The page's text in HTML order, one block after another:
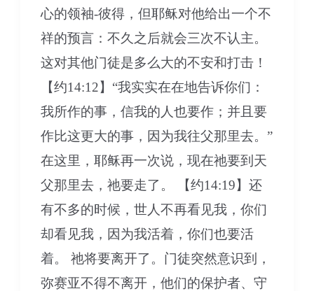
心的领袖-彼得，但耶稣对他给出一个不
祥的预言：不久之后就会三次不认主。
这对其他门徒是多么大的不安和打击！
【约14:12】“我实实在在地告诉你们：
我所作的事，信我的人也要作；并且要
作比这更大的事，因为我往父那里去。”
在这里，耶稣再一次说，现在祂要到天
父那里去，祂要走了。 【约14:19】还
有不多的时候，世人不再看见我，你们
却看见我，因为我活着，你们也要活
着。 祂将要离开了。门徒突然意识到，
弥赛亚不得不离开，他们的保护者、守